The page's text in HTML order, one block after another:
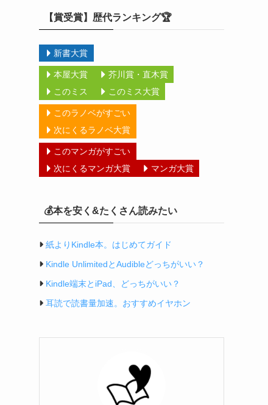
【賞受賞】歴代ランキング🏆
新書大賞
本屋大賞
芥川賞・直木賞
このミス
このミス大賞
このラノベがすごい
次にくるラノベ大賞
このマンガがすごい
次にくるマンガ大賞
マンガ大賞
💰本を安く&たくさん読みたい
紙よりKindle本。はじめてガイド
Kindle UnlimitedとAudibleどっちがいい？
Kindle端末とiPad、どっちがいい？
耳読で読書量加速。おすすめイヤホン